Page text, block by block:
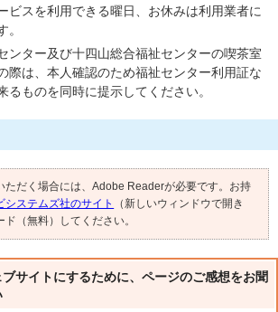
ビスを利用できる曜日、お休みは利用業者に
。
ンター及び十四山総合福祉センターの喫茶室
際は、本人確認のため福祉センター利用証な
るものを同時に提示してください。
ただく場合には、Adobe Readerが必要です。お持
システムズ社のサイト
（新しいウィンドウで開き
（無料）してください。
サイトにするために、ページのご感想をお聞